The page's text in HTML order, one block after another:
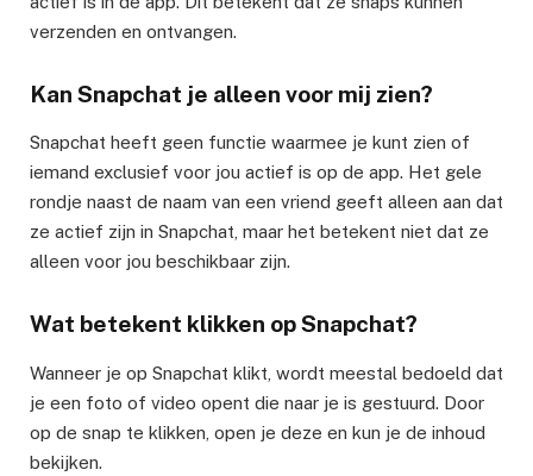
verzenden en ontvangen.
Kan Snapchat je alleen voor mij zien?
Snapchat heeft geen functie waarmee je kunt zien of
iemand exclusief voor jou actief is op de app. Het gele
rondje naast de naam van een vriend geeft alleen aan dat
ze actief zijn in Snapchat, maar het betekent niet dat ze
alleen voor jou beschikbaar zijn.
Wat betekent klikken op Snapchat?
Wanneer je op Snapchat klikt, wordt meestal bedoeld dat
je een foto of video opent die naar je is gestuurd. Door
op de snap te klikken, open je deze en kun je de inhoud
bekijken.